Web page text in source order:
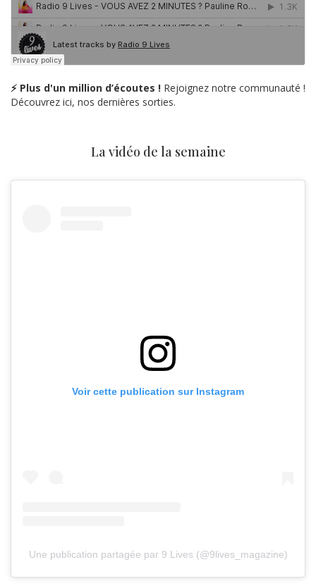
⚡ Plus d'un million d’écoutes ! Rejoignez notre communauté !
Découvrez ici, nos dernières sorties.
La vidéo de la semaine
Voir cette publication sur Instagram
Une publication partagée par 9 Lives (@9lives_magazine)